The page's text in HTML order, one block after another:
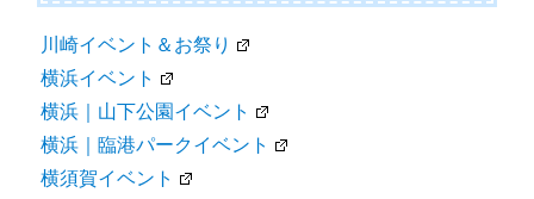
川崎イベント＆お祭り
横浜イベント
横浜｜山下公園イベント
横浜｜臨港パークイベント
横須賀イベント